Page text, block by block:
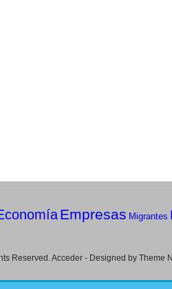
Empresas Migrantes
Reserved.Acceder - Designed by Theme